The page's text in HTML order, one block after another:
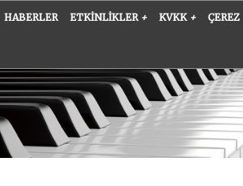
HABERLER ETKINLIKLER + KVKK + ÇEREZ